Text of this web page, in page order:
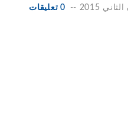
-- 0 تعليقات